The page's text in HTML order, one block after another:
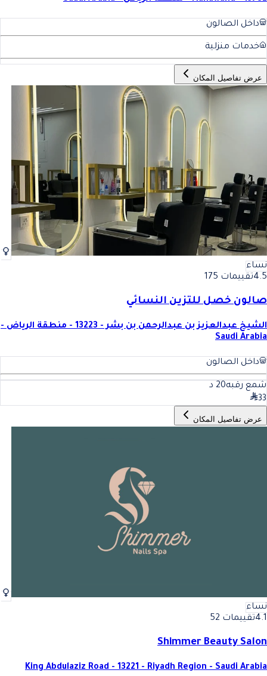
داخل الصالون
خدمات منزلية
عرض تفاصيل المكان
نساء
4.5تقييمات 175
صالون خصل للتزين النسائي
الشيخ عبدالعزيز بن عبدالرحمن بن بشر - 13223 - منطقة الرياض -
Saudi Arabia
داخل الصالون
شمع رقبه20 د
33
عرض تفاصيل المكان
نساء
4.1تقييمات 52
Shimmer Beauty Salon
King Abdulaziz Road - 13221 - Riyadh Region - Saudi Arabia